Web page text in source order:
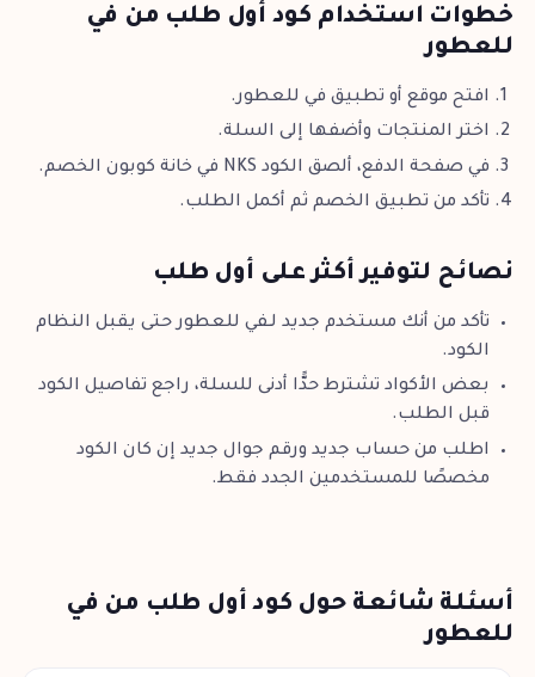
خطوات استخدام كود أول طلب من في
للعطور
افتح موقع أو تطبيق في للعطور.
اختر المنتجات وأضفها إلى السلة.
في صفحة الدفع، ألصق الكود NKS في خانة كوبون الخصم.
تأكد من تطبيق الخصم ثم أكمل الطلب.
نصائح لتوفير أكثر على أول طلب
تأكد من أنك مستخدم جديد لـفي للعطور حتى يقبل النظام
الكود.
بعض الأكواد تشترط حدًّا أدنى للسلة، راجع تفاصيل الكود
قبل الطلب.
اطلب من حساب جديد ورقم جوال جديد إن كان الكود
مخصصًا للمستخدمين الجدد فقط.
أسئلة شائعة حول كود أول طلب من في
للعطور